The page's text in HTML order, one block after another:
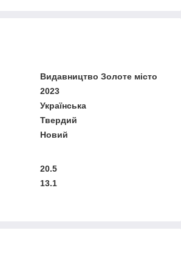
Видавництво Золоте місто
2023
Українська
Твердий
Новий
20.5
13.1